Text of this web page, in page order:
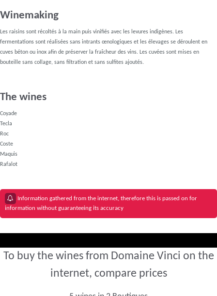
Winemaking
Les raisins sont récoltés à la main puis vinifiés avec les levures indigènes. Les
fermentations sont réalisées sans intrants œnologiques et les élevages se déroulent en
cuves béton ou inox afin de préserver la fraîcheur des vins. Les cuvées sont mises en
bouteille sans collage, sans filtration et sans sulfites ajoutés.
The wines
Coyade
Tecla
Roc
Coste
Maquis
Rafalot
Information gathered from the internet, therefore this is passed on for
information without guaranteeing its accuracy
To buy the wines from Domaine Vinci on the
internet, compare prices